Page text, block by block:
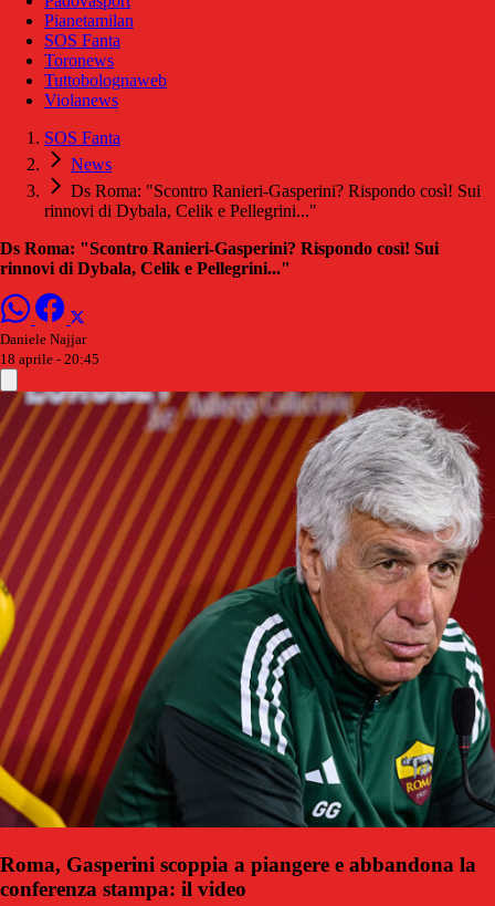
Pianetamilan
SOS Fanta
Toronews
Tuttobolognaweb
Violanews
SOS Fanta
News
Ds Roma: "Scontro Ranieri-Gasperini? Rispondo così! Sui
rinnovi di Dybala, Celik e Pellegrini..."
Ds Roma: "Scontro Ranieri-Gasperini? Rispondo così! Sui
rinnovi di Dybala, Celik e Pellegrini..."
Daniele Najjar
18 aprile - 20:45
Roma, Gasperini scoppia a piangere e abbandona la
conferenza stampa: il video